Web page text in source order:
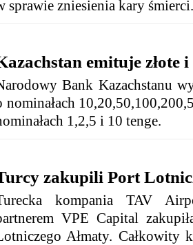
sprawie zniesienia kary śmierci.
emituje złote
Bank Kazachstanu
nominałach
1,2,5 i 10 tenge.
zakupili Port
kompania TAV
VPE Capital
Ałmaty. Całkowity